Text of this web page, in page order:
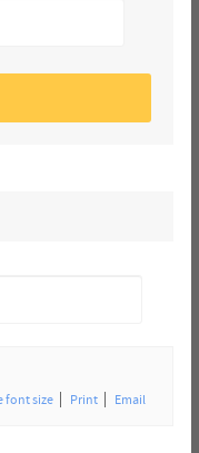
Print Email